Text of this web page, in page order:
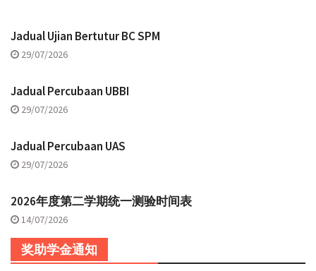
Jadual Ujian Bertutur BC SPM
29/07/2026
Jadual Percubaan UBBI
29/07/2026
Jadual Percubaan UAS
29/07/2026
2026年度第二学期统一测验时间表
14/07/2026
奖助学金通知